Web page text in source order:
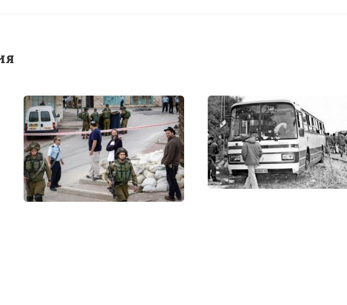
Агенты Шабак ведут одного из арестованных боевиков НФОП
Фото статьи: